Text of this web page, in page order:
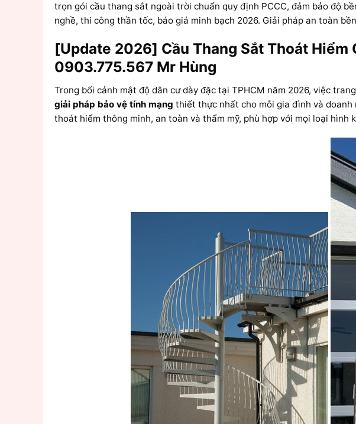
trọn gói cầu thang sắt ngoài trời chuẩn quy định PCCC, đảm bảo độ
nghề, thi công thần tốc, báo giá minh bạch 2026. Giải pháp an toàn
[Update 2026] Cầu Thang Sắt Thoát Hiểm
0903.775.567 Mr Hùng
Trong bối cảnh mật độ dân cư dày đặc tại TPHCM năm 2026, việc
giải pháp bảo vệ tính mạng thiết thực nhất cho mỗi gia đình và doanh
thoát hiểm thông minh, an toàn và thẩm mỹ, phù hợp với mọi loại hình